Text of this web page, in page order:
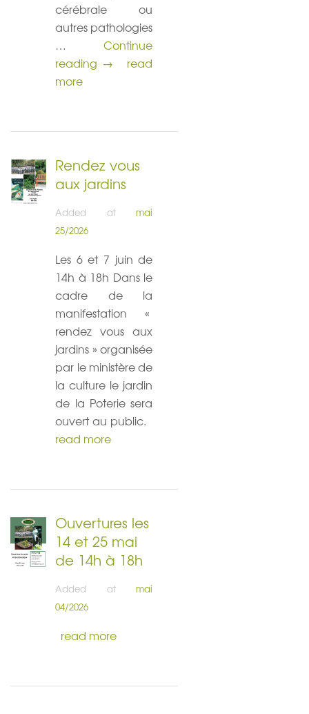
cérébrale ou
autres pathologies
…Continue
reading Ouverture du jardin au profit de
→
read
more
Rendez vous
aux jardins
Added atmai
25/2026
Les 6 et 7 juin de
14h à 18h Dans le
cadre de la
manifestation «
rendez vous aux
jardins » organisée
par le ministère de
la culture le jardin
de la Poterie sera
ouvert au public.
read more
Ouvertures les
14 et 25 mai
de 14h à 18h
Added atmai
04/2026
read more